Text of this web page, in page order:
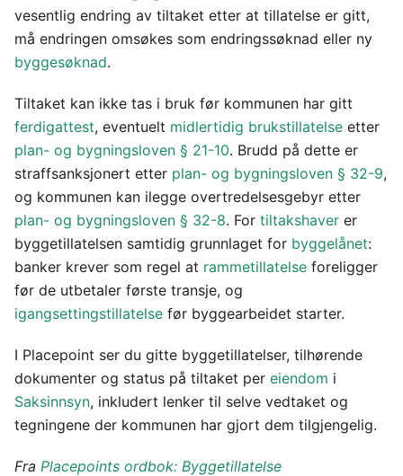
vesentlig endring av tiltaket etter at tillatelse er gitt,
må endringen omsøkes som endringssøknad eller ny
byggesøknad.
Tiltaket kan ikke tas i bruk før kommunen har gitt
ferdigattest, eventuelt midlertidig brukstillatelse etter
plan- og bygningsloven § 21-10. Brudd på dette er
straffsanksjonert etter plan- og bygningsloven § 32-9,
og kommunen kan ilegge overtredelsesgebyr etter
plan- og bygningsloven § 32-8. For tiltakshaver er
byggetillatelsen samtidig grunnlaget for byggelånet:
banker krever som regel at rammetillatelse foreligger
før de utbetaler første transje, og
igangsettingstillatelse før byggearbeidet starter.
I Placepoint ser du gitte byggetillatelser, tilhørende
dokumenter og status på tiltaket per eiendom i
Saksinnsyn, inkludert lenker til selve vedtaket og
tegningene der kommunen har gjort dem tilgjengelig.
Fra Placepoints ordbok: Byggetillatelse